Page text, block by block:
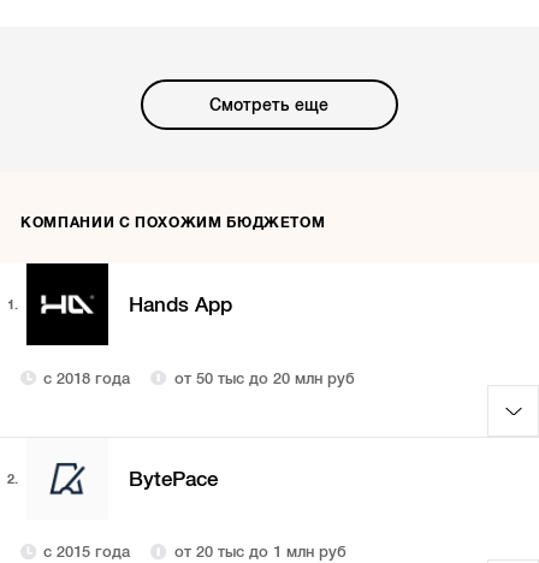
Смотреть еще
КОМПАНИИ С ПОХОЖИМ БЮДЖЕТОМ
1. Hands App
с 2018 года от 50 тыс до 20 млн руб
2. BytePace
с 2015 года от 20 тыс до 1 млн руб